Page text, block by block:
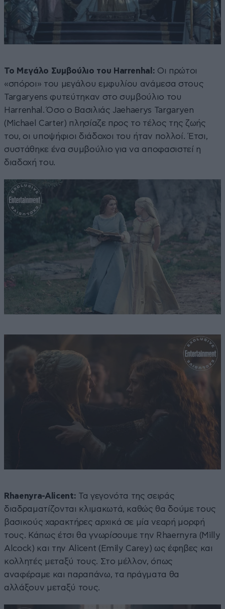
Το Μεγάλο Συμβούλιο του Harrenhal: Οι πρώτοι
«σπόροι» του μεγάλου εμφυλίου ανάμεσα στους
Targaryens φυτεύτηκαν στο συμβούλιο του
Harrenhal. Όσο ο Βασιλιάς Jaehaerys Targaryen
(Michael Carter) πλησίαζε προς το τέλος της ζωής
του, οι υποψήφιοι διάδοχοι του ήταν πολλοί. Έτσι,
συστάθηκε ένα συμβούλιο για να αποφασιστεί η
διαδοχή του.
Rhaenyra-Alicent: Τα γεγονότα της σειράς
διαδραματίζονται κλιμακωτά, καθώς θα δούμε τους
βασικούς χαρακτήρες αρχικά σε μία νεαρή μορφή
τους. Κάπως έτσι θα γνωρίσουμε την Rhaernyra (Milly
Alcock) και την Alicent (Emily Carey) ως έφηβες και
κολλητές μεταξύ τους. Στο μέλλον, όπως
αναφέραμε και παραπάνω, τα πράγματα θα
αλλάξουν μεταξύ τους.